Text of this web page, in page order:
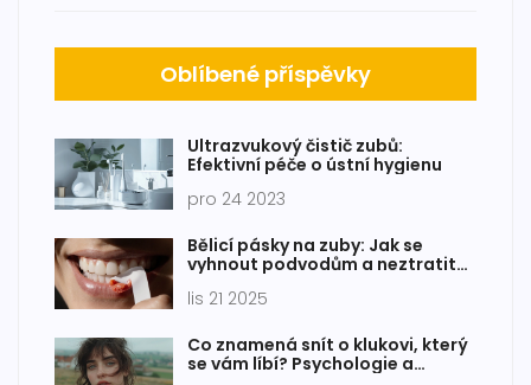
Oblíbené příspěvky
Ultrazvukový čistič zubů:
Efektivní péče o ústní hygienu
pro 24 2023
Bělicí pásky na zuby: Jak se
vyhnout podvodům a neztratit
lis 21 2025
Co znamená snít o klukovi, který
se vám líbí? Psychologie a